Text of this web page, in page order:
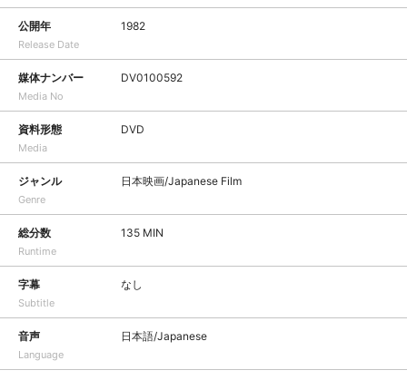
公開年
Release Date
1982
媒体ナンバー
Media No
DV0100592
資料形態
Media
DVD
ジャンル
Genre
日本映画/Japanese Film
総分数
Runtime
135 MIN
字幕
Subtitle
なし
音声
Language
日本語/Japanese